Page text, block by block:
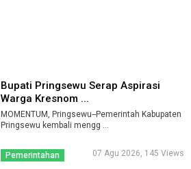
Bupati Pringsewu Serap Aspirasi
Warga Kresnom ...
MOMENTUM, Pringsewu--Pemerintah Kabupaten
Pringsewu kembali mengg ...
Pemerintahan 07 Agu 2026, 145 Views